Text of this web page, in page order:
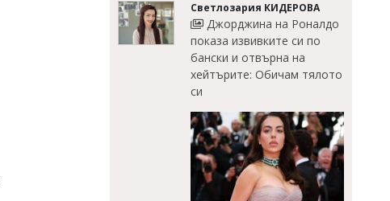
Светлозария КИДЕРОВА
Джорджина на Роналдо
показа извивките си по
бански и отвърна на
хейтърите: Обичам тялото
си